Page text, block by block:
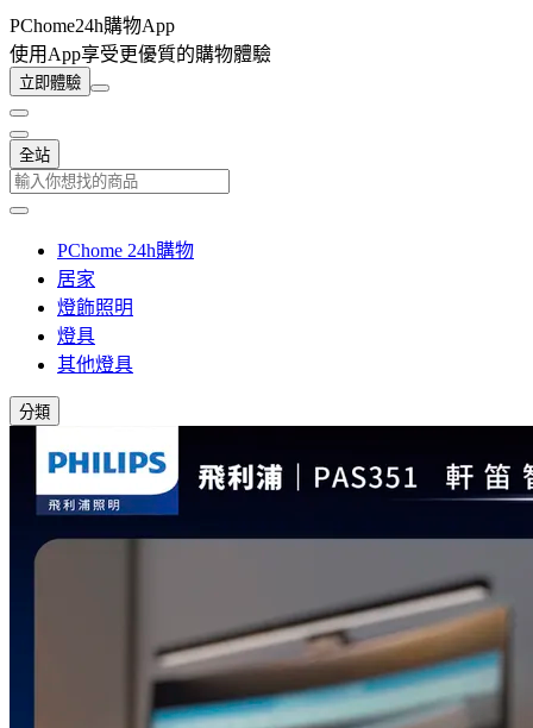
PChome24h購物App
使用App享受更優質的購物體驗
立即體驗
全站
PChome 24h購物
居家
燈飾照明
燈具
其他燈具
分類